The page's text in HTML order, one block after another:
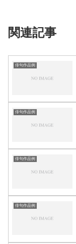
関連記事
俳句作品例
俳句作品例
俳句作品例
俳句作品例